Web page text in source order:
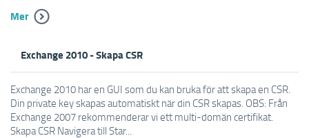
Mer
Exchange 2010 - Skapa CSR
Exchange 2010 har en GUI som du kan bruka för att skapa en CSR.
Din private key skapas automatiskt när din CSR skapas. OBS: Från
Exchange 2007 rekommenderar vi ett multi-domän certifikat.
Skapa CSR Navigera till Star...